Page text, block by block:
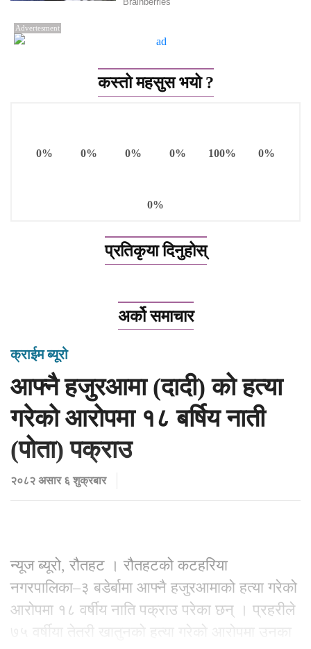
Advertesment
कस्तो महसुस भयो ?
0% 0% 0% 0% 100% 0%
0%
प्रतिकृया दिनुहोस्
अर्को समाचार
क्राईम ब्यूरो
आफ्नै हजुरआमा (दादी) को हत्या
गरेको आरोपमा १८ बर्षिय नाती
(पोता) पक्राउ
२०८२ असार ६ शुक्रबार
न्यूज ब्यूरो, रौतहट । रौतहटको कटहरिया
नगरपालिका–३ बडेर्बामा आफ्नै हजुरआमाको हत्या गरेको
आरोपमा १८ वर्षीय नाति पक्राउ परेका छन् । प्रहरीले
७५ वर्षीया तेतरी खातुनको हत्या गरेको आरोपमा उनका